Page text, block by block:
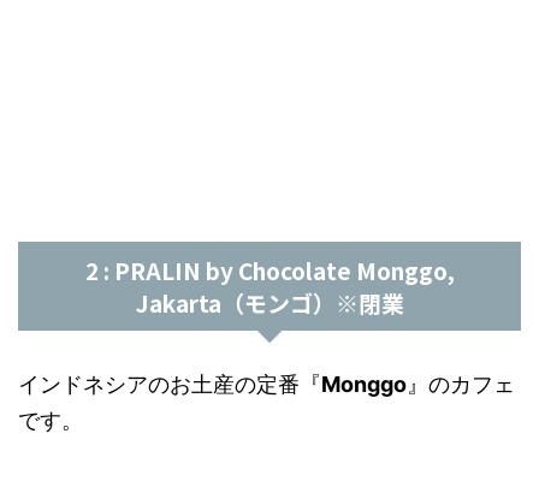
2 : PRALIN by Chocolate Monggo,
Jakarta（モンゴ）※閉業
インドネシアのお土産の定番『Monggo』のカフェ
です。